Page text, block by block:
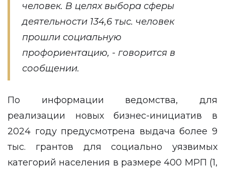
человек. В целях выбора сферы
деятельности 134,6 тыс. человек
прошли социальную
профориентацию, - говорится в
сообщении.
По информации ведомства, для
реализации новых бизнес-инициатив в
2024 году предусмотрена выдача более 9
тыс. грантов для социально уязвимых
категорий населения в размере 400 МРП (1,